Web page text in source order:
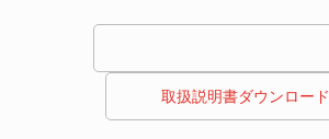
取扱説明書ダウンロード